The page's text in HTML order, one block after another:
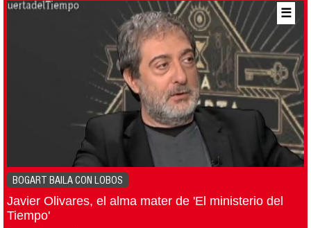
☰
BOGART BAILA CON LOBOS
Javier Olivares, el alma mater de 'El ministerio del
Tiempo'